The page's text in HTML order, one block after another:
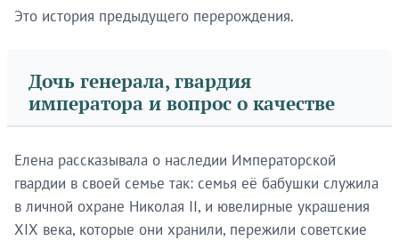
Это история предыдущего перерождения.
Дочь генерала, гвардия
императора и вопрос о качестве
Елена рассказывала о наследии Императорской
гвардии в своей семье так: семья её бабушки служила
в личной охране Николая II, и ювелирные украшения
XIX века, которые они хранили, пережили советские